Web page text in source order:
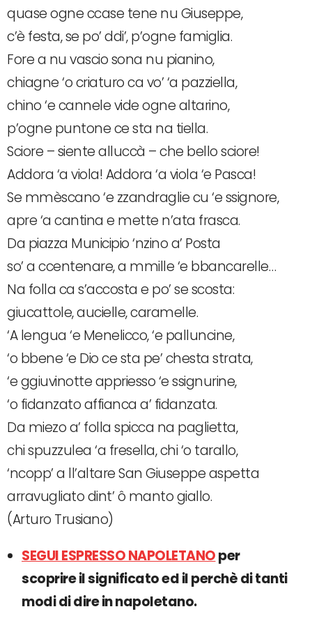
quase ogne ccase tene nu Giuseppe,
c’è festa, se po’ ddi’, p’ogne famiglia.
Fore a nu vascio sona nu pianino,
chiagne ‘o criaturo ca vo’ ‘a pazziella,
chino ‘e cannele vide ogne altarino,
p’ogne puntone ce sta na tiella.
Sciore – siente alluccà – che bello sciore!
Addora ‘a viola! Addora ‘a viola ‘e Pasca!
Se mmèscano ‘e zzandraglie cu ‘e ssignore,
apre ‘a cantina e mette n’ata frasca.
Da piazza Municipio ‘nzino a’ Posta
so’ a ccentenare, a mmille ‘e bbancarelle…
Na folla ca s’accosta e po’ se scosta:
giucattole, aucielle, caramelle.
‘A lengua ‘e Menelicco, ‘e palluncine,
‘o bbene ‘e Dio ce sta pe’ chesta strata,
‘e ggiuvinotte appriesso ‘e ssignurine,
‘o fidanzato affianca a’ fidanzata.
Da miezo a’ folla spicca na paglietta,
chi spuzzulea ‘a fresella, chi ‘o tarallo,
‘ncopp’ a ll’altare San Giuseppe aspetta
arravugliato dint’ ô manto giallo.
(Arturo Trusiano)
SEGUI ESPRESSO NAPOLETANOper
scoprire il significato ed il perchè di tanti
modi di dire in napoletano.